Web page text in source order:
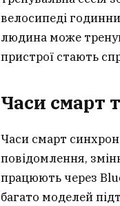
велосипеді
людина може
пристрої стають
Часи смарт
Часи смарт
повідомлення,
працюють через
багато моделей